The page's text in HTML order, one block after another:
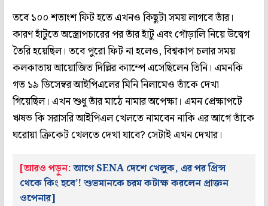
তবে ১০০ শতাংশ ফিট হতে এখনও কিছুটা সময় লাগবে তাঁর।
কারণ হাঁটুতে অস্ত্রোপচারের পর তাঁর হাঁটু এবং গোঁড়ালি নিয়ে উদ্বেগ
তৈরি হয়েছিল। তবে পুরো ফিট না হলেও, বিশ্বকাপ চলার সময়
কলকাতায় আয়োজিত দিল্লির ক্যাম্পে এসেছিলেন তিনি। এমনকি
গত ১৯ ডিসেম্বর আইপিএলের মিনি নিলামেও তাঁকে দেখা
গিয়েছিল। এখন শুধু তাঁর মাঠে নামার অপেক্ষা। এমন প্রেক্ষাপটে
ঋষভ কি সরাসরি আইপিএল খেলতে নামবেন নাকি এর আগে তাঁকে
ঘরোয়া ক্রিকেট খেলতে দেখা যাবে? সেটাই এখন দেখার।
[আরও পড়ুন:আগে SENA দেশে খেলুক, এর পর প্রিন্স
থেকে কিং হবে’! শুভমানকে চরম কটাক্ষ করলেন প্রাক্তন
ওপেনার]